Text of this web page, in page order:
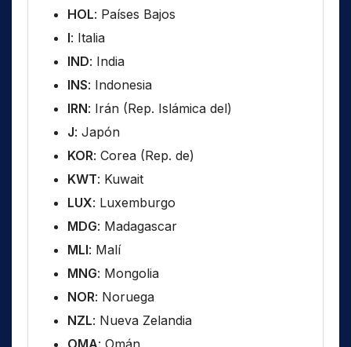
HOL: Países Bajos
I: Italia
IND: India
INS: Indonesia
IRN: Irán (Rep. Islámica del)
J: Japón
KOR: Corea (Rep. de)
KWT: Kuwait
LUX: Luxemburgo
MDG: Madagascar
MLI: Malí
MNG: Mongolia
NOR: Noruega
NZL: Nueva Zelandia